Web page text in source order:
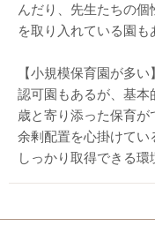
んだり、先生たちの
を取り入れている園も
【小規模保育園が多い】
認可園もあるが、基
歳と寄り添った保育が
余剰配置を心掛けてい
しっかり取得できる